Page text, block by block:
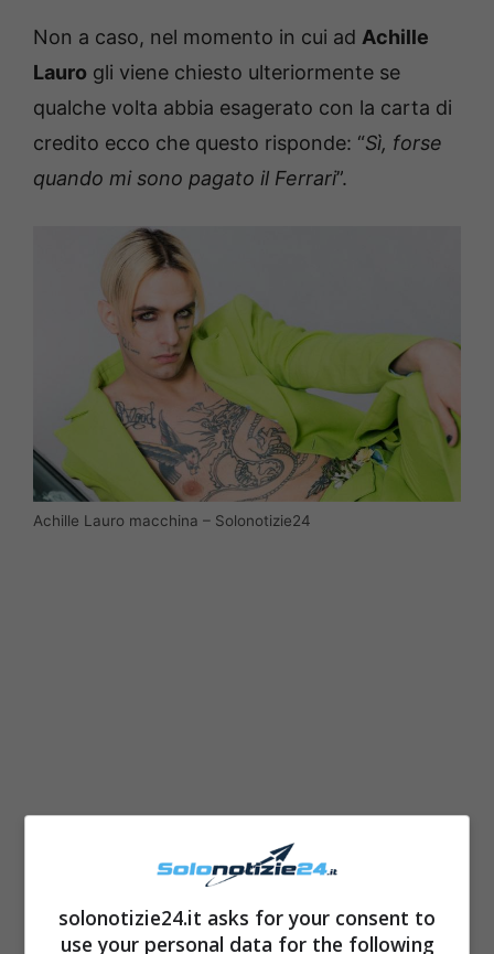
Non a caso, nel momento in cui ad Achille
Lauro gli viene chiesto ulteriormente se
qualche volta abbia esagerato con la carta di
credito ecco che questo risponde: “Sì, forse
quando mi sono pagato il Ferrari”.
Achille Lauro macchina – Solonotizie24
LEGGI ANCHE->Che Dio ci aiuti
spoiler, Diana Del Bufalo ci sarà?
solonotizie24.it asks for your consent to
use your personal data for the following